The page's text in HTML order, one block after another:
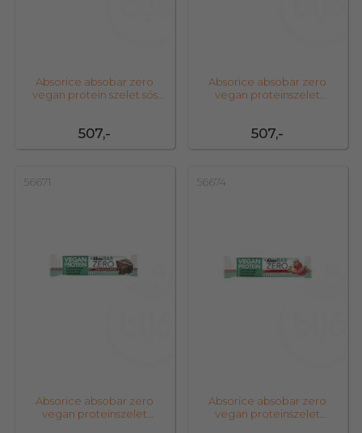
507,-
Absorice absobar zero
vegan protein szelet sós
507,-
Absorice absobar zero
vegan proteinszelet
56671
Absorice absobar zero
vegan proteinszelet
56674
Absorice absobar zero
vegan proteinszelet